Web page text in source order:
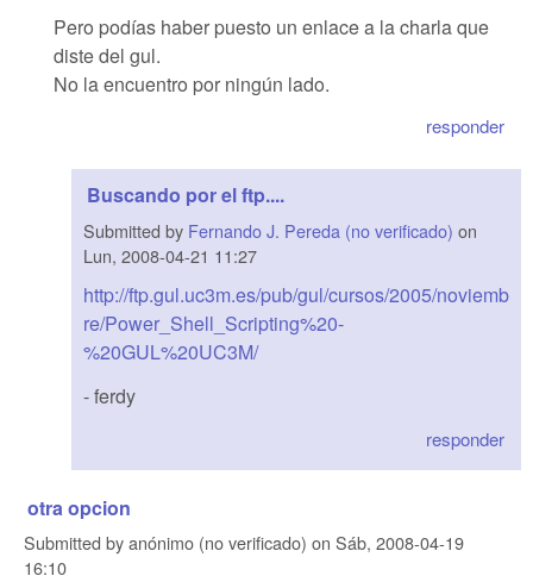
Pero podías haber puesto un enlace a la charla que
diste del gul.
No la encuentro por ningún lado.
responder
Buscando por el ftp....
Submitted by Fernando J. Pereda (no verificado) on
Lun, 2008-04-21 11:27
http://ftp.gul.uc3m.es/pub/gul/cursos/2005/noviemb
re/Power_Shell_Scripting%20-
%20GUL%20UC3M/
- ferdy
responder
otra opcion
Submitted byanónimo (no verificado) on Sáb, 2008-04-19
16:10